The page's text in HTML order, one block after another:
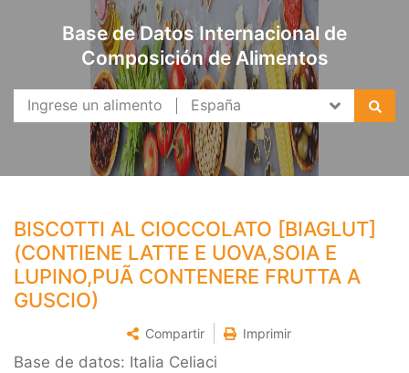
Base de Datos Internacional de
Composición de Alimentos
BISCOTTI AL CIOCCOLATO [BIAGLUT]
(CONTIENE LATTE E UOVA,SOIA E
LUPINO,PUÃ CONTENERE FRUTTA A
GUSCIO)
Compartir Imprimir
Base de datos: Italia Celiaci